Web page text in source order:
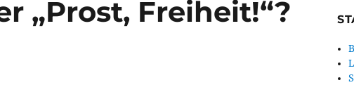
„Prost, Freiheit!“?